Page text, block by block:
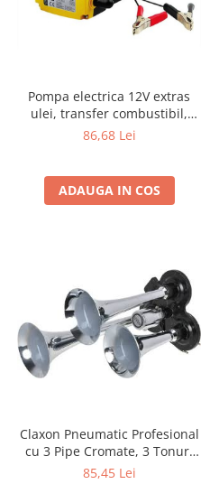
Pompa electrica 12V extras
ulei, transfer combustibil,
motorina 60W
86,68 Lei
ADAUGA IN COS
Claxon Pneumatic Profesional
cu 3 Pipe Cromate, 3 Tonuri
Muzicale, 12V/24V, 150dB,
85,45 Lei